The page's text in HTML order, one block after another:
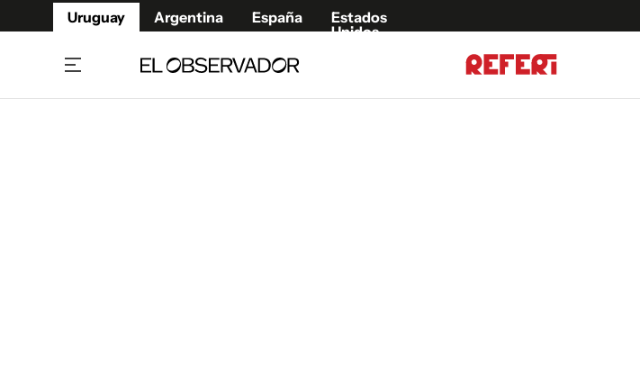
Uruguay Argentina España
Estados
Unidos